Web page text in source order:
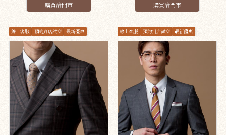
購買洽門市 購買洽門市
線上客服 預約到店試穿 最新優惠 線上客服 預約到店試穿 最新優惠